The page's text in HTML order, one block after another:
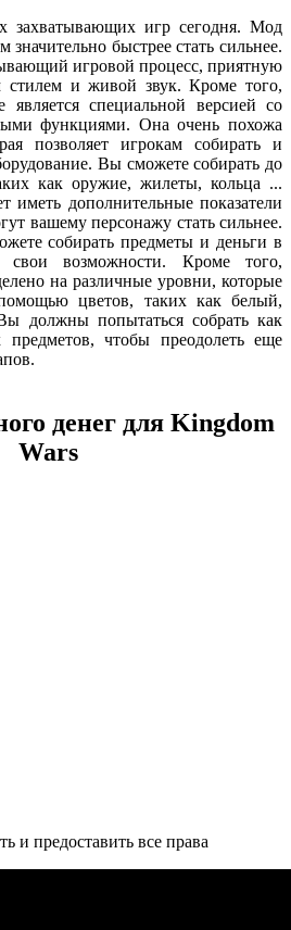
захватывающих игр сегодня. Мод
значительно быстрее стать сильнее.
игровой процесс, приятную
стилем и живой звук. Кроме того,
специальной версией со
функциями. Она очень похожа
позволяет игрокам собирать и
Вы сможете собирать до
как оружие, жилеты, кольца ...
иметь дополнительные показатели
вашему персонажу стать сильнее.
собирать предметы и деньги в
свои возможности. Кроме того,
на различные уровни, которые
цветов, таких как белый,
должны попытаться собрать как
чтобы преодолеть еще
денег для Kingdom
Wars
и предоставить все права